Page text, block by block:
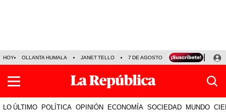
HOY OLLANTA HUMALA JANET TELLO 7 DE AGOSTO TINKA RESULTADOS
LO ÚLTIMO POLÍTICA OPINIÓN ECONOMÍA SOCIEDAD MUNDO